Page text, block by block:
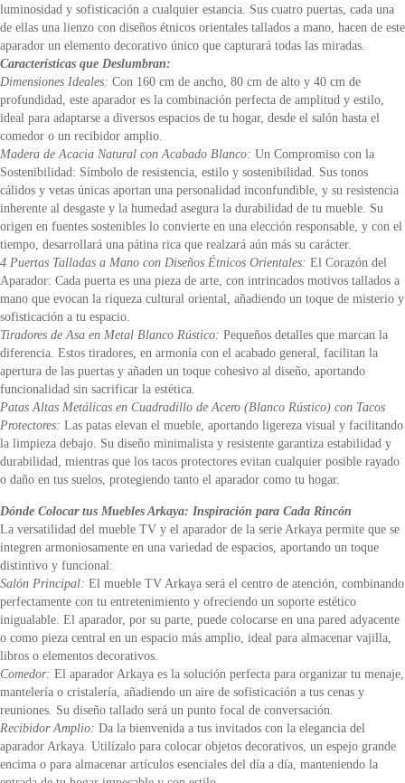
luminosidad y sofisticación a cualquier estancia. Sus cuatro puertas, cada una
de ellas una lienzo con diseños étnicos orientales tallados a mano, hacen de este
aparador un elemento decorativo único que capturará todas las miradas.
Características que Deslumbran:
Dimensiones Ideales: Con 160 cm de ancho, 80 cm de alto y 40 cm de
profundidad, este aparador es la combinación perfecta de amplitud y estilo,
ideal para adaptarse a diversos espacios de tu hogar, desde el salón hasta el
comedor o un recibidor amplio.
Madera de Acacia Natural con Acabado Blanco: Un Compromiso con la
Sostenibilidad: Símbolo de resistencia, estilo y sostenibilidad. Sus tonos
cálidos y vetas únicas aportan una personalidad inconfundible, y su resistencia
inherente al desgaste y la humedad asegura la durabilidad de tu mueble. Su
origen en fuentes sostenibles lo convierte en una elección responsable, y con el
tiempo, desarrollará una pátina rica que realzará aún más su carácter.
4 Puertas Talladas a Mano con Diseños Étnicos Orientales: El Corazón del
Aparador: Cada puerta es una pieza de arte, con intrincados motivos tallados a
mano que evocan la riqueza cultural oriental, añadiendo un toque de misterio y
sofisticación a tu espacio.
Tiradores de Asa en Metal Blanco Rústico: Pequeños detalles que marcan la
diferencia. Estos tiradores, en armonía con el acabado general, facilitan la
apertura de las puertas y añaden un toque cohesivo al diseño, aportando
funcionalidad sin sacrificar la estética.
Patas Altas Metálicas en Cuadradillo de Acero (Blanco Rústico) con Tacos
Protectores: Las patas elevan el mueble, aportando ligereza visual y facilitando
la limpieza debajo. Su diseño minimalista y resistente garantiza estabilidad y
durabilidad, mientras que los tacos protectores evitan cualquier posible rayado
o daño en tus suelos, protegiendo tanto el aparador como tu hogar.
Dónde Colocar tus Muebles Arkaya: Inspiración para Cada Rincón
La versatilidad del mueble TV y el aparador de la serie Arkaya permite que se
integren armoniosamente en una variedad de espacios, aportando un toque
distintivo y funcional:
Salón Principal: El mueble TV Arkaya será el centro de atención, combinando
perfectamente con tu entretenimiento y ofreciendo un soporte estético
inigualable. El aparador, por su parte, puede colocarse en una pared adyacente
o como pieza central en un espacio más amplio, ideal para almacenar vajilla,
libros o elementos decorativos.
Comedor: El aparador Arkaya es la solución perfecta para organizar tu menaje,
mantelería o cristalería, añadiendo un aire de sofisticación a tus cenas y
reuniones. Su diseño tallado será un punto focal de conversación.
Recibidor Amplio: Da la bienvenida a tus invitados con la elegancia del
aparador Arkaya. Utilízalo para colocar objetos decorativos, un espejo grande
encima o para almacenar artículos esenciales del día a día, manteniendo la